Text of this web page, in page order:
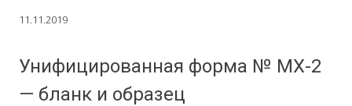
11.11.2019
Унифицированная форма № МХ-2
— бланк и образец